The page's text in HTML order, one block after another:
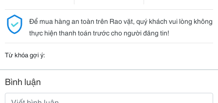
Để mua hàng an toàn trên Rao vặt, quý khách vui lòng không
thực hiện thanh toán trước cho người đăng tin!
Từ khóa gợi ý:
Bình luận